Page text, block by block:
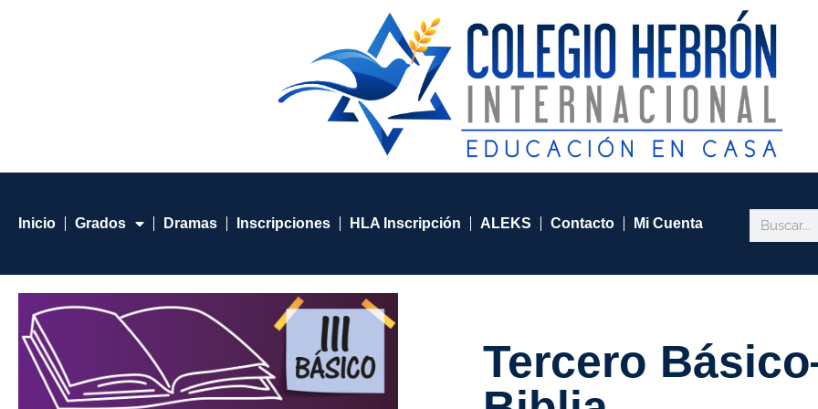
Inicio Grados Dramas Inscripciones HLA Inscripción ALEKS Contacto Mi Cuenta
Tercero